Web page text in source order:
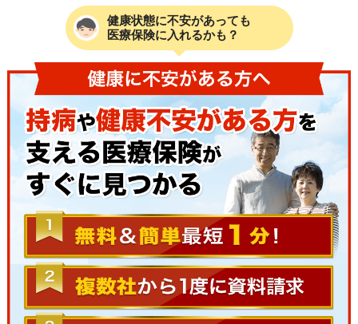
健康状態に不安があっても
医療保険に入れるかも？